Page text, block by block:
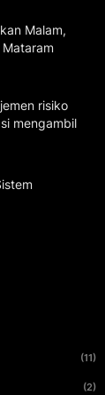
Malam,
risiko
mengambil
(11)
(2)